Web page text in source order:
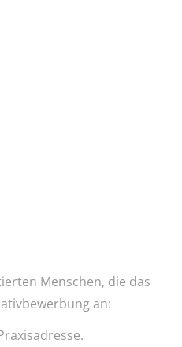
Menschen, die das
an: